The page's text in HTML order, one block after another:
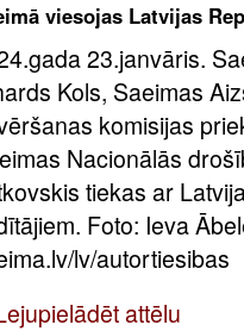
viesojas Latvijas
23.janvāris.
Kols, Saeimas
komisijas
Nacionālās
tiekas ar
Foto: Ieva
lv/autortiesibas
attēlu